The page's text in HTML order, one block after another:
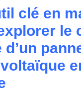
clé en
le
d’un